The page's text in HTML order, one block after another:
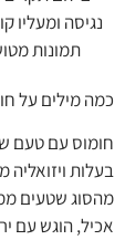
כמה מילים על
חומוס עם טעם
בעלות
מהסוג שטעים
אכיל, הוגש עם